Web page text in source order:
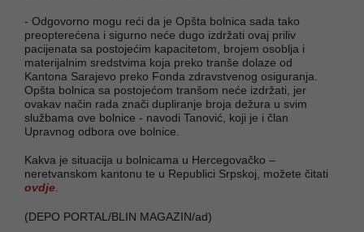
- Odgovorno mogu reći da je Opšta bolnica sada tako
preopterećena i sigurno neće dugo izdržati ovaj priliv
pacijenata sa postojećim kapacitetom, brojem osoblja i
materijalnim sredstvima koja preko tranše dolaze od
Kantona Sarajevo preko Fonda zdravstvenog osiguranja.
Opšta bolnica sa postojećom tranšom neće izdržati, jer
ovakav način rada znači dupliranje broja dežura u svim
službama ove bolnice - navodi Tanović, koji je i član
Upravnog odbora ove bolnice.
Kakva je situacija u bolnicama u Hercegovačko –
neretvanskom kantonu te u Republici Srpskoj, možete čitati
ovdje
(DEPO PORTAL/BLIN MAGAZIN/ad)